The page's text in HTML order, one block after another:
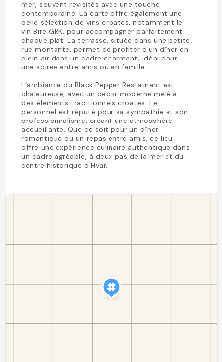
mer, souvent revisités avec une touche
contemporaine. La carte offre également une
belle sélection de vins croates, notamment le
vin Bire GRK, pour accompagner parfaitement
chaque plat. La terrasse, située dans une petite
rue montante, permet de profiter d’un dîner en
plein air dans un cadre charmant, idéal pour
une soirée entre amis ou en famille.
L’ambiance du Black Pepper Restaurant est
chaleureuse, avec un décor moderne mêlé à
des éléments traditionnels croates. Le
personnel est réputé pour sa sympathie et son
professionnalisme, créant une atmosphère
accueillante. Que ce soit pour un dîner
romantique ou un repas entre amis, ce lieu
offre une expérience culinaire authentique dans
un cadre agréable, à deux pas de la mer et du
centre historique d’Hvar.